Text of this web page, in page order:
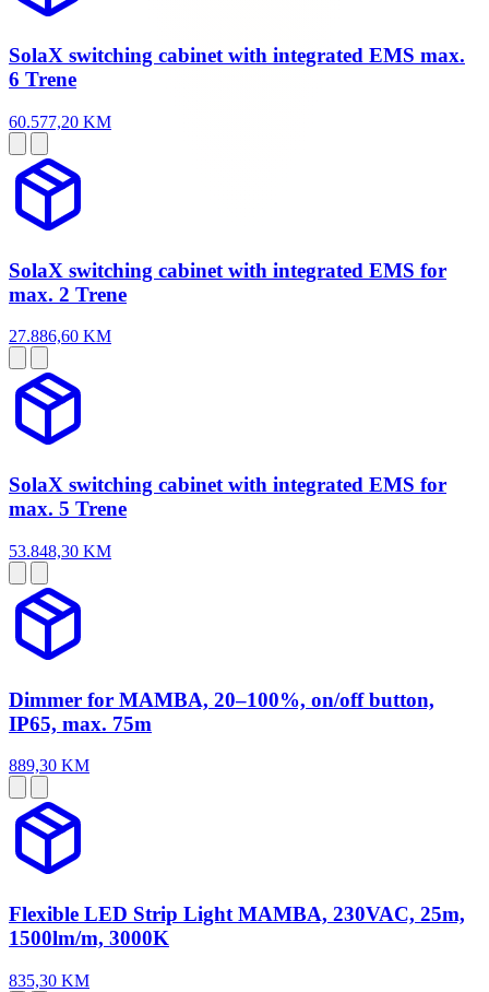
SolaX switching cabinet with integrated EMS max.
6 Trene
60.577,20 KM
SolaX switching cabinet with integrated EMS for
max. 2 Trene
27.886,60 KM
SolaX switching cabinet with integrated EMS for
max. 5 Trene
53.848,30 KM
Dimmer for MAMBA, 20–100%, on/off button,
IP65, max. 75m
889,30 KM
Flexible LED Strip Light MAMBA, 230VAC, 25m,
1500lm/m, 3000K
835,30 KM